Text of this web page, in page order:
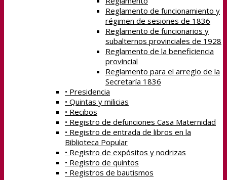
Reglamento de funcionamiento y
régimen de sesiones de 1836
Reglamento de funcionarios y
subalternos provinciales de 1928
Reglamento de la beneficiencia
provincial
Reglamento para el arreglo de la
Secretaría 1836
• Presidencia
• Quintas y milicias
• Recibos
• Registro de defunciones Casa Maternidad
• Registro de entrada de libros en la
Biblioteca Popular
• Registro de expósitos y nodrizas
• Registro de quintos
• Registros de bautismos